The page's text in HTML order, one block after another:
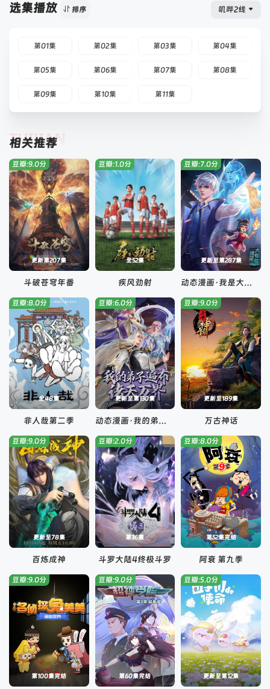
选集播放 排序 叽哔2线
第01集 第02集 第03集 第04集
第05集 第06集 第07集 第08集
第09集 第10集 第11集
相关推荐
TUIJIAN
更新第207集
豆瓣:9.0分
斗破苍穹年番
全52集
豆瓣:1.0分
疾风劲射
更新至第287集
豆瓣:7.0分
动态漫画·我是大仙尊
全48集
豆瓣:8.0分
非人哉第二季
更新至第130集
豆瓣:6.0分
动态漫画·我的弟子遍布诸天万界
更新至189集
豆瓣:9.0分
万古神话
更新至78集
豆瓣:9.0分
百炼成神
第36集
豆瓣:2.0分
斗罗大陆4终极斗罗
第52集完结
豆瓣:8.0分
阿衰 第九季
第100集完结
豆瓣:9.0分
第60集完结
豆瓣:9.0分
更新至第12集
豆瓣:5.0分